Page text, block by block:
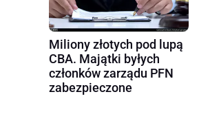
Miliony złotych pod lupą
CBA. Majątki byłych
członków zarządu PFN
zabezpieczone